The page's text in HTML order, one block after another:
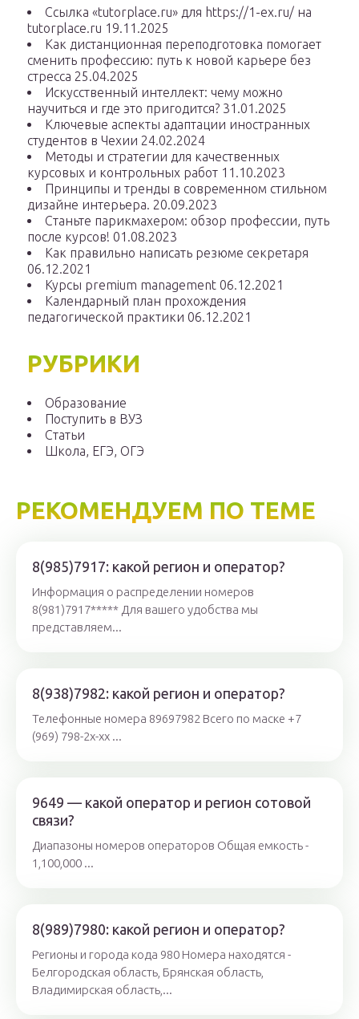
Ссылка «tutorplace.ru» для https://1-ex.ru/ на
tutorplace.ru 19.11.2025
Как дистанционная переподготовка помогает
сменить профессию: путь к новой карьере без
стресса 25.04.2025
Искусственный интеллект: чему можно
научиться и где это пригодится? 31.01.2025
Ключевые аспекты адаптации иностранных
студентов в Чехии 24.02.2024
Методы и стратегии для качественных
курсовых и контрольных работ 11.10.2023
Принципы и тренды в современном стильном
дизайне интерьера. 20.09.2023
Станьте парикмахером: обзор профессии, путь
после курсов! 01.08.2023
Как правильно написать резюме секретаря
06.12.2021
Курсы premium management 06.12.2021
Календарный план прохождения
педагогической практики 06.12.2021
РУБРИКИ
Образование
Поступить в ВУЗ
Статьи
Школа, ЕГЭ, ОГЭ
РЕКОМЕНДУЕМ ПО ТЕМЕ
8(985)7917: какой регион и оператор?
Информация о распределении номеров
8(981)7917***** Для вашего удобства мы
представляем...
8(938)7982: какой регион и оператор?
Телефонные номера 89697982 Всего по маске +7
(969) 798-2x-xx ...
9649 — какой оператор и регион сотовой
связи?
Диапазоны номеров операторов Общая емкость -
1,100,000 ...
8(989)7980: какой регион и оператор?
Регионы и города кода 980 Номера находятся -
Белгородская область, Брянская область,
Владимирская область,...